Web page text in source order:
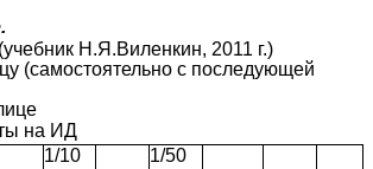
Н.Я.Виленкин, 2011 г.)
(самостоятельно с последующей
на ИД
1/10
1/50